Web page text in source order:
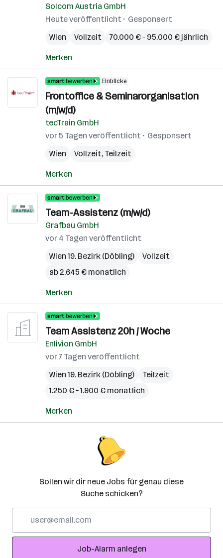
Solcom Austria GmbH
Heute veröffentlicht
Gesponsert
Wien
Vollzeit 70.000 € – 95.000 € jährlich
Merken
Einblicke
Frontoffice & Seminarorganisation
(m/w/d)
tecTrain GmbH
vor 5 Tagen veröffentlicht
Gesponsert
Wien
Vollzeit, Teilzeit
Merken
Team-Assistenz (m/w/d)
Grafbau GmbH
vor 4 Tagen veröffentlicht
Wien 19. Bezirk (Döbling)
Vollzeit
ab 2.645 € monatlich
Merken
Team Assistenz 20h / Woche
Enlivion GmbH
vor 7 Tagen veröffentlicht
Wien 19. Bezirk (Döbling)
Teilzeit
1.250 € – 1.900 € monatlich
Merken
Sollen wir dir neue Jobs für genau diese
Suche schicken?
Adresse
Job-Alarm anlegen